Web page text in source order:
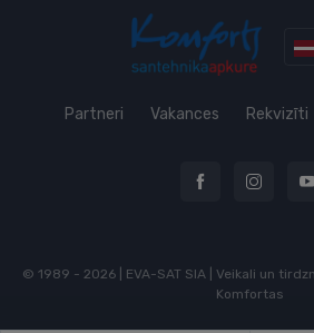
Partneri Vakances Rekvizīti
© 1989 - 2026 | EVA-SAT SIA | Veikali un
Komfortas